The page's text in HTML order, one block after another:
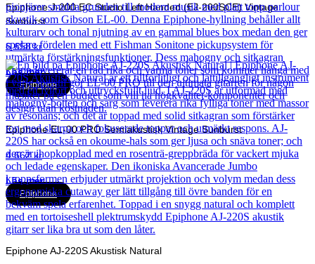
Epiphone J-200 EC Studio Left Handed (EJ-200SCE) Vintage
Sunburst
6 658kr
Läs mer
Epiphone
Epiphone EL-00 PRO Semiakustisk Vintage Sunburst
4 662kr
Läs mer
Epiphone
Epiphone AJ-220S Akustisk Natural